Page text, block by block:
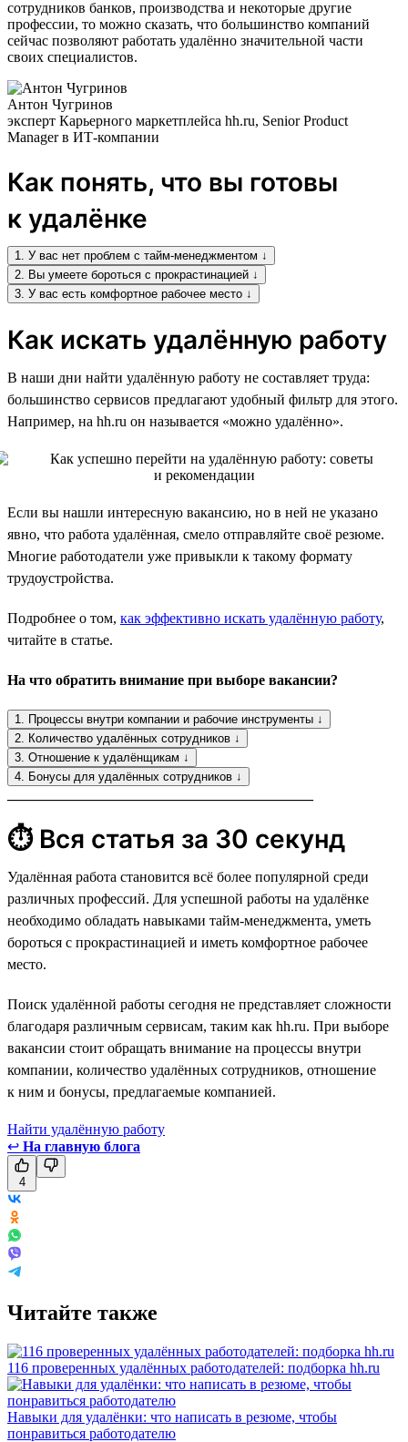
сотрудников банков, производства и некоторые другие
профессии, то можно сказать, что большинство компаний
сейчас позволяют работать удалённо значительной части
своих специалистов.
Антон Чугринов
эксперт Карьерного маркетплейса hh.ru, Senior Product
Manager в ИТ-компании
Как понять, что вы готовы
к удалёнке
1. У вас нет проблем с тайм-менеджментом ↓
2. Вы умеете бороться с прокрастинацией ↓
3. У вас есть комфортное рабочее место ↓
Как искать удалённую работу
В наши дни найти удалённую работу не составляет труда:
большинство сервисов предлагают удобный фильтр для этого.
Например, на hh.ru он называется «можно удалённо».
Если вы нашли интересную вакансию, но в ней не указано
явно, что работа удалённая, смело отправляйте своё резюме.
Многие работодатели уже привыкли к такому формату
трудоустройства.
Подробнее о том, как эффективно искать удалённую работу,
читайте в статье.
На что обратить внимание при выборе вакансии?
1. Процессы внутри компании и рабочие инструменты ↓
2. Количество удалённых сотрудников ↓
3. Отношение к удалёнщикам ↓
4. Бонусы для удалённых сотрудников ↓
⏱ Вся статья за 30 секунд
Удалённая работа становится всё более популярной среди
различных профессий. Для успешной работы на удалёнке
необходимо обладать навыками тайм-менеджмента, уметь
бороться с прокрастинацией и иметь комфортное рабочее
место.
Поиск удалённой работы сегодня не представляет сложности
благодаря различным сервисам, таким как hh.ru. При выборе
вакансии стоит обращать внимание на процессы внутри
компании, количество удалённых сотрудников, отношение
к ним и бонусы, предлагаемые компанией.
Найти удалённую работу
↩ На главную блога
4
Читайте также
116 проверенных удалённых работодателей: подборка hh.ru
Навыки для удалёнки: что написать в резюме, чтобы
понравиться работодателю